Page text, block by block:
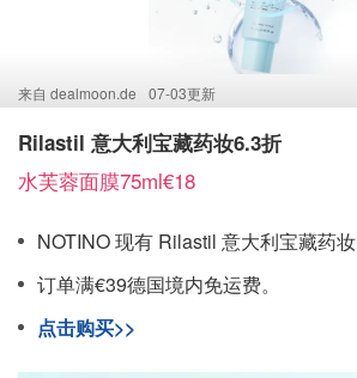
来自 dealmoon.de 07-03更新
Rilastil 意大利宝藏药妆6.3折
水芙蓉面膜75ml€18
NOTINO 现有 Rilastil 意大利宝藏药妆
订单满€39德国境内免运费。
点击购买>>